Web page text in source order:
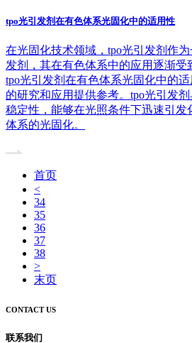
tpo光引发剂在有色体系光固化中的适用性
在光固化技术领域，tpo光引发剂作为
发剂，其在有色体系中的应用逐渐受
tpo光引发剂在有色体系光固化中的
的研究和应用提供参考。tpo光引发
稳定性，能够在光照条件下迅速引发
体系的光固化。
首页
<
34
35
36
37
38
>
末页
CONTACT US
联系我们